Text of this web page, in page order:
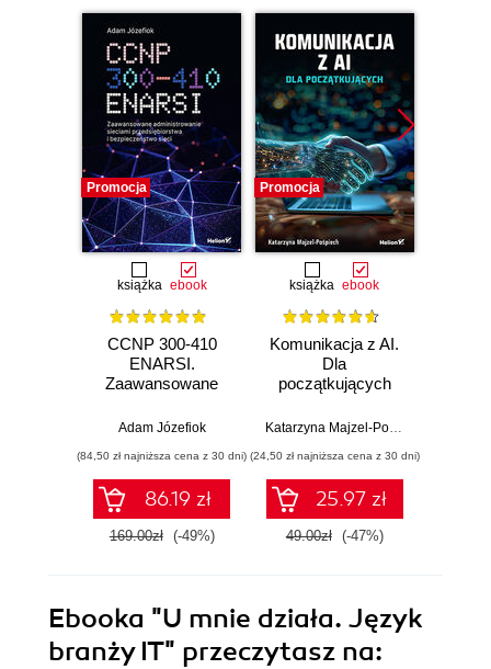
Promocja
książka ebook
CCNP 300-410
ENARSI.
Zaawansowane
sieciami
bezpieczeństwo
sieci
Adam Józefiok
(84,50 zł najniższa cena z 30 dni)
86.19 zł
169.00zł (-49%)
Promocja
książka ebook
Komunikacja z AI.
Dla
początkujących
Katarzyna Majzel-Pośpiech
(24,50 zł najniższa cena z 30 dni)
25.97 zł
49.00zł (-47%)
Ebooka "U mnie działa. Język
branży IT" przeczytasz na: